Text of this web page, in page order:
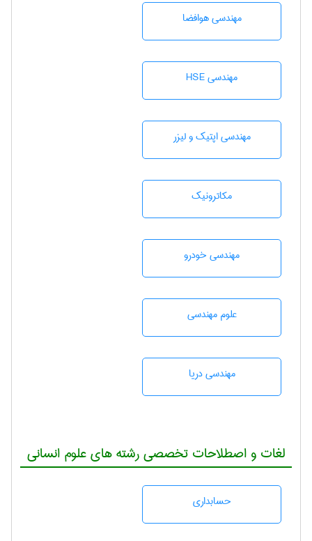
مهندسی هوافضا
مهندسی HSE
مهندسی اپتیک و لیزر
مکاترونیک
مهندسی خودرو
علوم مهندسی
مهندسی دریا
لغات و اصطلاحات تخصصی رشته های علوم انسانی
حسابداری